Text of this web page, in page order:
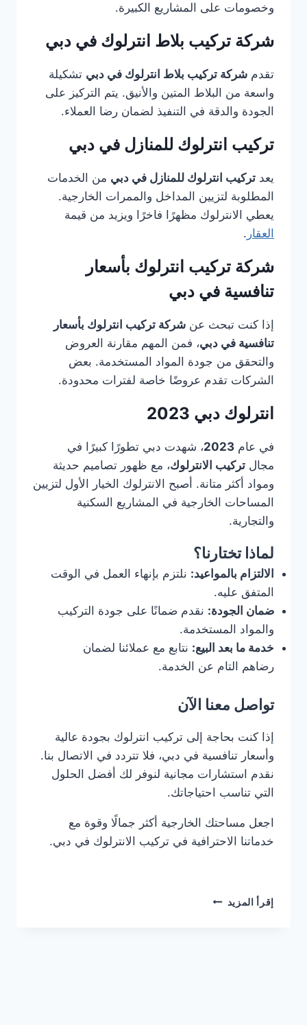
وخصومات على المشاريع الكبيرة.
شركة تركيب بلاط انترلوك في دبي
تقدم شركة تركيب بلاط انترلوك في دبي تشكيلة
واسعة من البلاط المتين والأنيق. يتم التركيز على
الجودة والدقة في التنفيذ لضمان رضا العملاء.
تركيب انترلوك للمنازل في دبي
يعد تركيب انترلوك للمنازل في دبي من الخدمات
المطلوبة لتزيين المداخل والممرات الخارجية.
يعطي الانترلوك مظهرًا فاخرًا ويزيد من قيمة
العقار .
شركة تركيب انترلوك بأسعار
تنافسية في دبي
إذا كنت تبحث عن شركة تركيب انترلوك بأسعار
تنافسية في دبي، فمن المهم مقارنة العروض
والتحقق من جودة المواد المستخدمة. بعض
الشركات تقدم عروضًا خاصة لفترات محدودة.
انترلوك دبي 2023
في عام 2023، شهدت دبي تطورًا كبيرًا في
مجال تركيب الانترلوك، مع ظهور تصاميم حديثة
ومواد أكثر متانة. أصبح الانترلوك الخيار الأول لتزيين
المساحات الخارجية في المشاريع السكنية
والتجارية.
لماذا تختارنا؟
الالتزام بالمواعيد: نلتزم بإنهاء العمل في الوقت
المتفق عليه.
ضمان الجودة: نقدم ضمانًا على جودة التركيب
والمواد المستخدمة.
خدمة ما بعد البيع: نتابع مع عملائنا لضمان
رضاهم التام عن الخدمة.
تواصل معنا الآن
إذا كنت بحاجة إلى تركيب انترلوك بجودة عالية
وأسعار تنافسية في دبي، فلا تتردد في الاتصال بنا.
نقدم استشارات مجانية لنوفر لك أفضل الحلول
التي تناسب احتياجاتك.
اجعل مساحتك الخارجية أكثر جمالًا وقوة مع
خدماتنا الاحترافية في تركيب الانترلوك في دبي.
إقرأ المزيد شركة